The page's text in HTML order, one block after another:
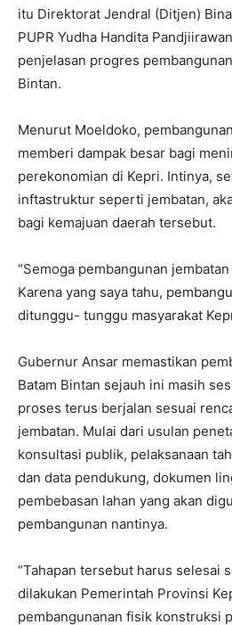
itu Direktorat Jendral (Ditjen)
PUPR Yudha Handita
penjelasan progres
Bintan.
Menurut Moeldoko,
memberi dampak besar bagi
perekonomian di Kepri. Intinya,
inftastruktur seperti jembatan,
bagi kemajuan daerah tersebut.
“Semoga pembangunan
Karena yang saya tahu,
ditunggu- tunggu masyarakat
Gubernur Ansar memastikan
Batam Bintan sejauh ini masih
proses terus berjalan sesuai
jembatan. Mulai dari usulan
konsultasi publik, pelaksanaan
dan data pendukung, dokumen
pembebasan lahan yang akan
pembangunan nantinya.
“Tahapan tersebut harus selesai
dilakukan Pemerintah Provinsi
pembangunanan fisik konstruksi